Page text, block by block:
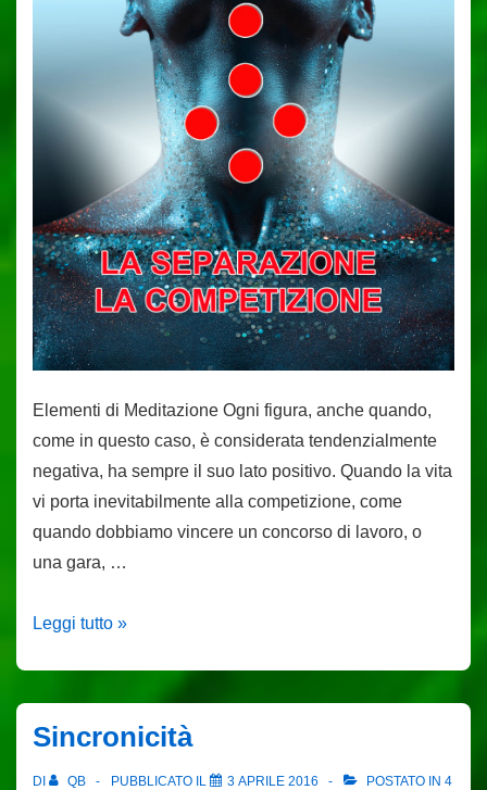
Elementi di Meditazione Ogni figura, anche quando,
come in questo caso, è considerata tendenzialmente
negativa, ha sempre il suo lato positivo. Quando la vita
vi porta inevitabilmente alla competizione, come
quando dobbiamo vincere un concorso di lavoro, o
una gara, …
Geomanzia
14
Leggi tutto »
Sincronicità
DI QB PUBBLICATO IL 3 APRILE 2016 POSTATO IN 4